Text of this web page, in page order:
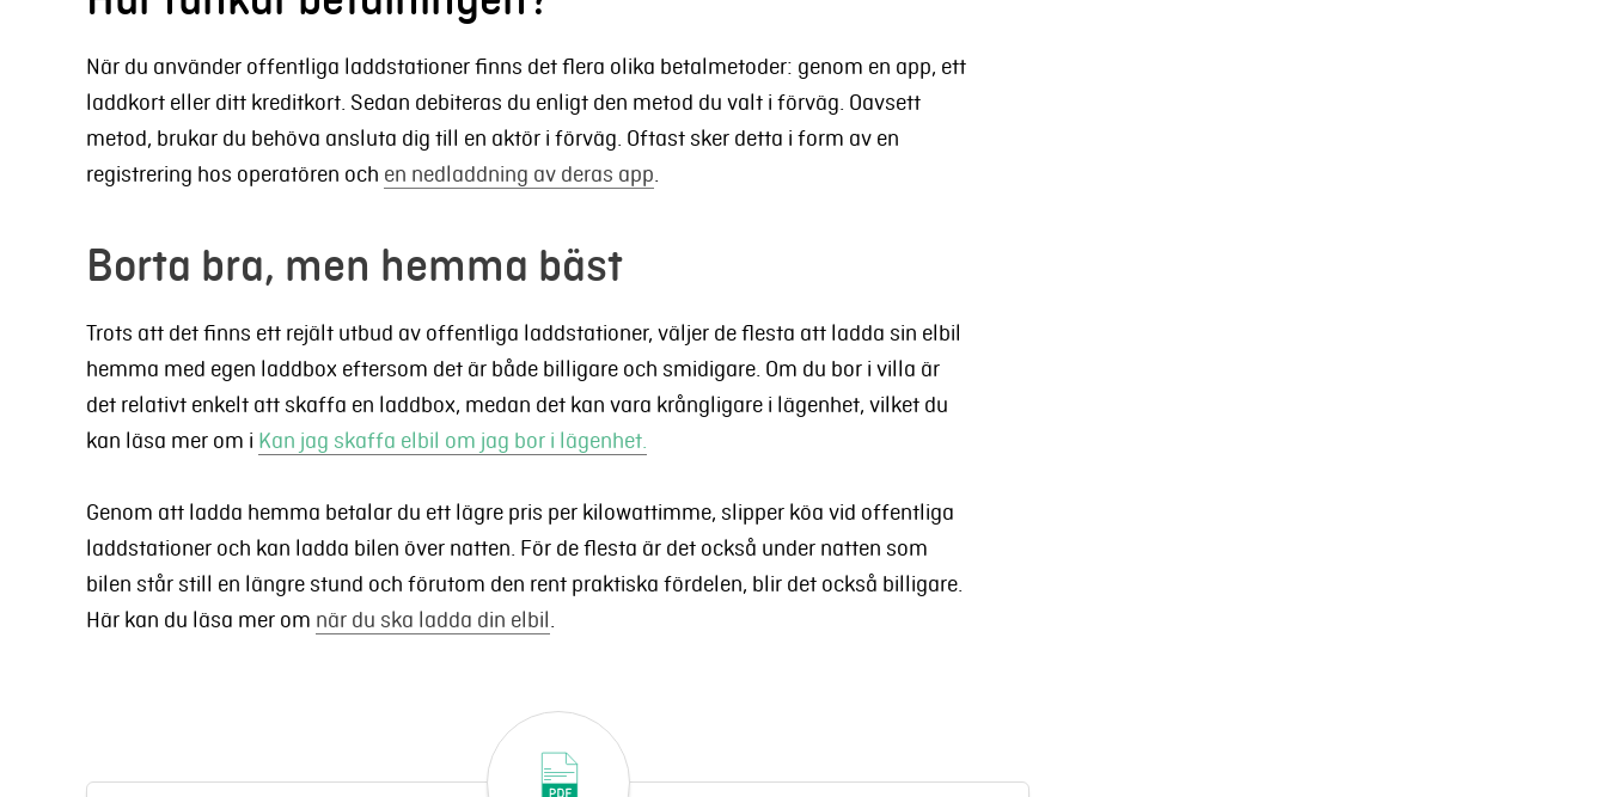
När du använder offentliga laddstationer finns det flera olika betalmetoder: genom en app, ett
laddkort eller ditt kreditkort. Sedan debiteras du enligt den metod du valt i förväg. Oavsett
metod, brukar du behöva ansluta dig till en aktör i förväg. Oftast sker detta i form av en
registrering hos operatören och en nedladdning av deras app.
Borta bra, men hemma bäst
Trots att det finns ett rejält utbud av offentliga laddstationer, väljer de flesta att ladda sin elbil
hemma med egen laddbox eftersom det är både billigare och smidigare. Om du bor i villa är
det relativt enkelt att skaffa en laddbox, medan det kan vara krångligare i lägenhet, vilket du
kan läsa mer om i Kan jag skaffa elbil om jag bor i lägenhet.
Genom att ladda hemma betalar du ett lägre pris per kilowattimme, slipper köa vid offentliga
laddstationer och kan ladda bilen över natten. För de flesta är det också under natten som
bilen står still en längre stund och förutom den rent praktiska fördelen, blir det också billigare.
Här kan du läsa mer om när du ska ladda din elbil.